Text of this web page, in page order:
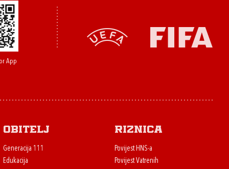
App
Obitelj
Generacija 111
Edukacija
Riznica
Povijest HNS-a
Povijest Vatrenih